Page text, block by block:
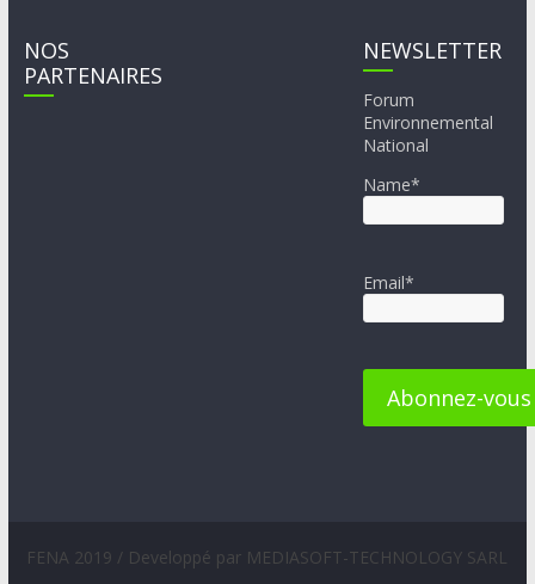
NOS
PARTENAIRES
NEWSLETTER
Forum
Environnemental
National
Name*
Email*
FENA 2019 / Developpé par MEDIASOFT-TECHNOLOGY SARL